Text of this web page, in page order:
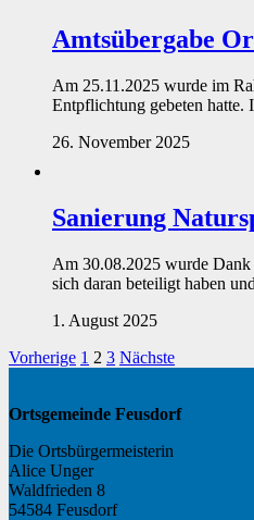
Amtsübergabe
Am 25.11.2025 wurde im
Entpflichtung gebeten
26. November 2025
Sanierung
Am 30.08.2025 wurde Dank
sich daran beteiligt haben
1. August 2025
Seitennummerierung
Beiträge
Vorherige 1 2 3 Nächste
Ortsgemeinde Feusdorf
Die Ortsbürgermeisterin
Alice Unger
Waldfrieden 8
54584 Feusdorf